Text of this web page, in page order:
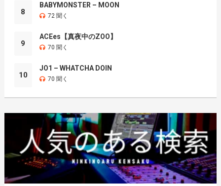
8
BABYMONSTER – MOON
72 聞く
9
ACEes【真夜中のZOO】
70 聞く
10
JO1 – WHATCHA DOIN
70 聞く